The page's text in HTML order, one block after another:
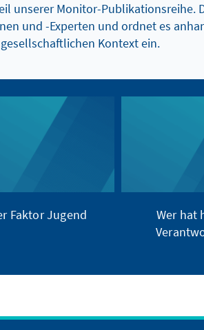
unserer Monitor-Publikationsreihe.
und -Experten und ordnet es
Kontext ein.
Faktor Jugend
Wer hat